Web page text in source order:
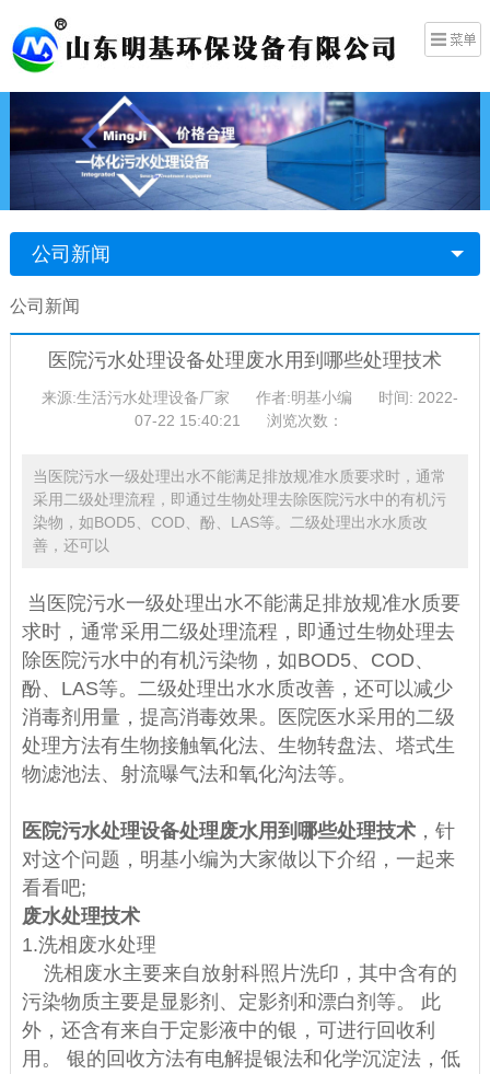
公司新闻
公司新闻
医院污水处理设备处理废水用到哪些处理技术
来源:生活污水处理设备厂家 作者:明基小编
时间: 2022-
07-22 15:40:21
浏览次数：
当医院污水一级处理出水不能满足排放规准水质要求时，通常
采用二级处理流程，即通过生物处理去除医院污水中的有机污
染物，如BOD5、COD、酚、LAS等。二级处理出水水质改
善，还可以
当医院污水一级处理出水不能满足排放规准水质要
求时，通常采用二级处理流程，即通过生物处理去
除医院污水中的有机污染物，如BOD5、COD、
酚、LAS等。二级处理出水水质改善，还可以减少
消毒剂用量，提高消毒效果。医院医水采用的二级
处理方法有生物接触氧化法、生物转盘法、塔式生
物滤池法、射流曝气法和氧化沟法等。
医院污水处理设备处理废水用到哪些处理技术，针
对这个问题，明基小编为大家做以下介绍，一起来
看看吧;
废水处理技术
1.洗相废水处理
洗相废水主要来自放射科照片洗印，其中含有的
污染物质主要是显影剂、定影剂和漂白剂等。 此
外，还含有来自于定影液中的银，可进行回收利
用。 银的回收方法有电解提银法和化学沉淀法，低